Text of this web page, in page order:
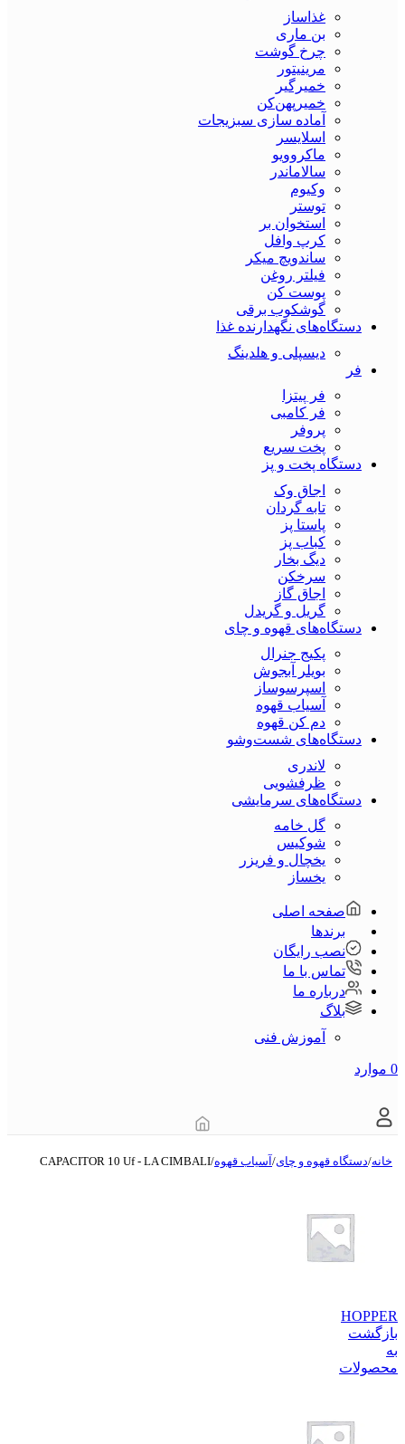
غذاساز
بن ماری
چرخ گوشت
مرینیتور
خمیرگیر
خمیر‌پهن‌کن
آماده سازی سبزیجات
اسلایسر
ماکروویو
سالاماندر
وکیوم
توستر
استخوان بر
کرپ وافل
ساندویچ میکر
فیلتر روغن
پوست کن
گوشکوب برقی
دستگاه‌های نگهدارنده غذا
دیسپلی و هلدینگ
فر
فر پیتزا
فر کامبی
پروفر
پخت سریع
دستگاه‌ پخت و پز
اجاق وک
تابه گردان
پاستا پز
کباب پز
دیگ بخار
سرخکن
اجاق گاز
گریل و گریدل
دستگاه‌های قهوه و چای
پکیج جنرال
بویلر آبجوش
اسپرسوساز
آسیاب قهوه
دم کن قهوه
دستگاه‌های شست‌و‌شو
لاندری
ظرفشویی
دستگاه‌های سرمایشی
گل خامه
شوکیس
یخچال و فریزر
یخساز
صفحه اصلی
برندها
نصب رایگان
تماس با ما
درباره ما
بلاگ
آموزش فنی
0 موارد
خانه/دستگاه قهوه و چای/آسیاب قهوه/
CAPACITOR 10 Uf - LA CIMBALI
HOPPER
بازگشت
به
محصولات